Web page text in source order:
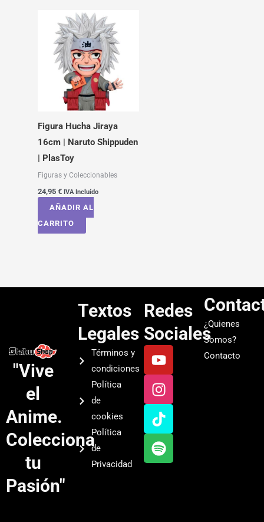
Figura Hucha Jiraya
16cm | Naruto Shippuden
| PlasToy
Figuras y Coleccionables
24,95 € IVA Incluído
AÑADIR AL
CARRITO
"Vive
el
Anime.
Colecciona
tu
Pasión"
Textos
Legales
Términos y
condiciones
Política
de
cookies
Política
de
Privacidad
Redes
Sociales
Y
o
u
t
u
b
e
I
n
s
t
a
g
r
a
T
i
k
t
o
k
S
p
o
t
i
f
y
¿Quienes
Somos?
Contacto